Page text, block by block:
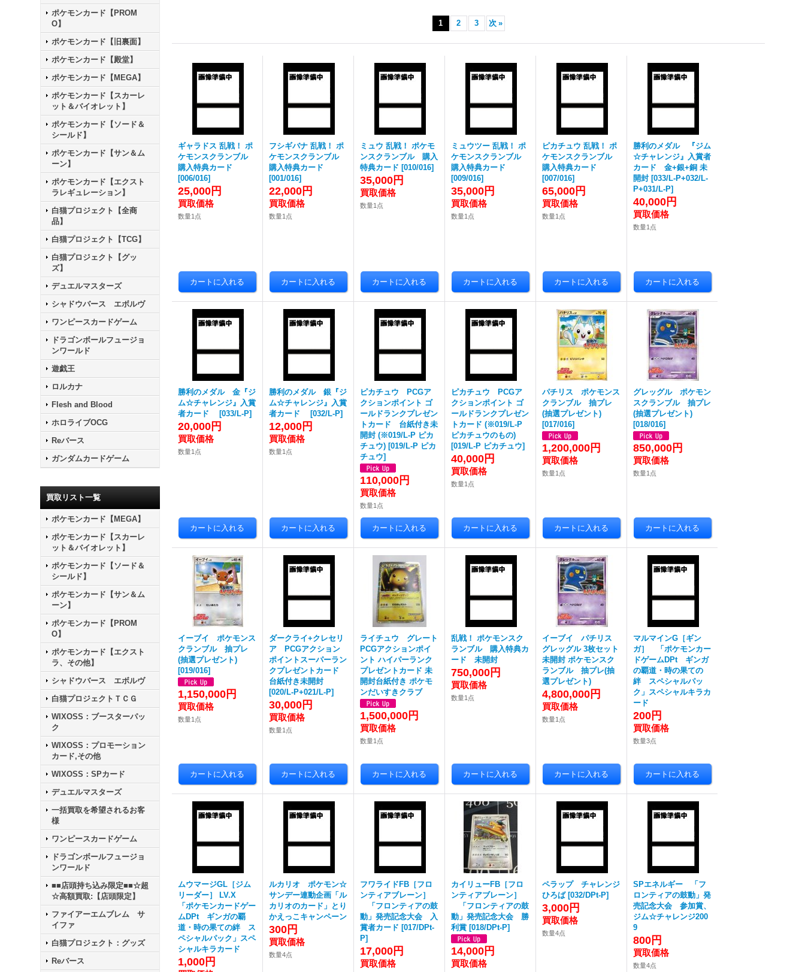
ポケモンカード【PROM
O】
ポケモンカード【旧裏面】
ポケモンカード【殿堂】
ポケモンカード【MEGA】
ポケモンカード【スカーレ
ット＆バイオレット】
ポケモンカード【ソード＆
シールド】
ポケモンカード【サン＆ム
ーン】
ポケモンカード【エクスト
ラレギュレーション】
白猫プロジェクト【全商
品】
白猫プロジェクト【TCG】
白猫プロジェクト【グッ
ズ】
デュエルマスターズ
シャドウバース エボルヴ
ワンピースカードゲーム
ドラゴンボールフュージョ
ンワールド
遊戯王
ロルカナ
Flesh and Blood
ホロライブOCG
Reバース
ガンダムカードゲーム
買取リスト一覧
ポケモンカード【MEGA】
ポケモンカード【スカーレ
ット＆バイオレット】
ポケモンカード【ソード＆
シールド】
ポケモンカード【サン＆ム
ーン】
ポケモンカード【PROM
O】
ポケモンカード【エクスト
ラ、その他】
シャドウバース エボルヴ
白猫プロジェクトＴＣＧ
WIXOSS：ブースターパッ
ク
WIXOSS：プロモーション
カード,その他
WIXOSS：SPカード
デュエルマスターズ
一括買取を希望されるお客
様
ワンピースカードゲーム
ドラゴンボールフュージョ
ンワールド
■■店頭持ち込み限定■■☆超
☆高額買取:【店頭限定】
ファイアーエムブレム サ
イファ
白猫プロジェクト：グッズ
Reバース
1 2 3 次 »
ギャラドス 乱戦！ ポ
ケモンスクランブル
購入特典カード
[006/016]
25,000円
数量1点
フシギバナ 乱戦！ ポ
ケモンスクランブル
購入特典カード
[001/016]
22,000円
数量1点
ミュウ 乱戦！ ポケモ
ンスクランブル 購入
特典カード [010/016]
35,000円
数量1点
ミュウツー 乱戦！ ポ
ケモンスクランブル
購入特典カード
[009/016]
35,000円
数量1点
ピカチュウ 乱戦！ ポ
ケモンスクランブル
購入特典カード
[007/016]
65,000円
数量1点
勝利のメダル 『ジム
☆チャレンジ』入賞者
カード 金+銀+銅 未
開封 [033/L-P+032/L-
P+031/L-P]
40,000円
数量1点
勝利のメダル 金『ジ
ム☆チャレンジ』入賞
者カード
[033/L-P]
20,000円
数量1点
勝利のメダル 銀『ジ
ム☆チャレンジ』入賞
者カード
[032/L-P]
12,000円
数量1点
ピカチュウ PCGア
クションポイント ゴ
ールドランクプレゼン
トカード 台紙付き未
開封 (※019/L-P ピカ
チュウ) [019/L-P ピカ
チュウ]
110,000円
数量1点
ピカチュウ PCGア
クションポイント ゴ
ールドランクプレゼン
トカード (※019/L-P
ピカチュウのもの)
[019/L-P ピカチュウ]
40,000円
数量1点
パチリス ポケモンス
クランブル 抽プレ
(抽選プレゼント)
[017/016]
1,200,000円
数量1点
グレッグル ポケモン
スクランブル 抽プレ
(抽選プレゼント)
[018/016]
850,000円
数量1点
イーブイ ポケモンス
クランブル 抽プレ
(抽選プレゼント)
[019/016]
1,150,000円
数量1点
ダークライ+クレセリ
ア PCGアクション
ポイントスーパーラン
クプレゼントカード
台紙付き未開封
[020/L-P+021/L-P]
30,000円
数量1点
ライチュウ グレート
PCGアクションポイ
ント ハイパーランク
プレゼントカード 未
開封台紙付き ポケモ
ンだいすきクラブ
1,500,000円
数量1点
乱戦！ ポケモンスク
ランブル 購入特典カ
ード 未開封
750,000円
数量1点
イーブイ パチリス
グレッグル 3枚セット
未開封 ポケモンスク
ランブル 抽プレ(抽
選プレゼント)
4,800,000円
数量1点
マルマインG［ギン
ガ］ 「ポケモンカー
ドゲームDPt ギンガ
の覇道・時の果ての
絆 スペシャルパッ
ク」スペシャルキラカ
ード
200円
数量3点
ムウマージGL［ジム
リーダー］ LV.X
「ポケモンカードゲー
ムDPt ギンガの覇
道・時の果ての絆 ス
ペシャルパック」スペ
シャルキラカード
1,000円
ルカリオ ポケモン☆
サンデー連動企画「ル
カリオのカード」とり
かえっこキャンペーン
300円
数量4点
フワライドFB［フロ
ンティアブレーン］
「フロンティアの鼓
動」発売記念大会 入
賞者カード [017/DPt-
P]
17,000円
カイリューFB［フロ
ンティアブレーン］
「フロンティアの鼓
動」発売記念大会 勝
利賞 [018/DPt-P]
14,000円
ペラップ チャレンジ
ひろば [032/DPt-P]
3,000円
数量4点
SPエネルギー 「フ
ロンティアの鼓動」発
売記念大会 参加賞、
ジム☆チャレンジ200
9
800円
数量4点